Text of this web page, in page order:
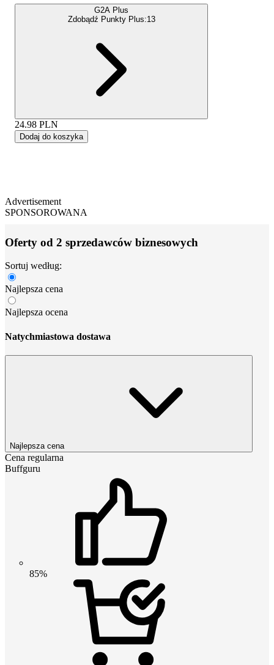
G2A Plus
Zdobądź Punkty Plus:13
24.98 PLN
Dodaj do koszyka
Advertisement
SPONSOROWANA
Oferty od 2 sprzedawców biznesowych
Sortuj według:
Najlepsza cena
Najlepsza ocena
Natychmiastowa dostawa
Najlepsza cena
Cena regularna
Buffguru
85%